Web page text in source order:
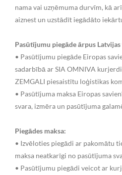
nama vai uzņēmuma durvīm, kā
aiznest un uzstādīt iegādāto
Pasūtījumu piegāde ārpus
• Pasūtījumu piegāde Eiropas
sadarbībā ar SIA OMNIVA
ZEMGALI piesaistītu loģistikas
• Pasūtījuma maksa Eiropas
svara, izmēra un pasūtījuma
Piegādes maksa:
• Izvēloties piegādi ar pakomātu
maksa neatkarīgi no pasūtījuma
• Pasūtījumu piegādi veicot ar